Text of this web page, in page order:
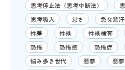
思考停止法（思考中断法）
思考吸入
怠さ 急な発汗
性差
性格 性格検査
恐怖
恐怖感 恐怖症
悩み多き世代
悪夢 悪